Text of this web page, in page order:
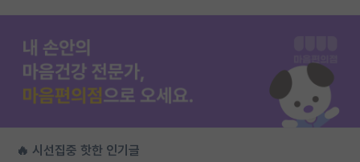
🔥 시선집중 핫한 인기글